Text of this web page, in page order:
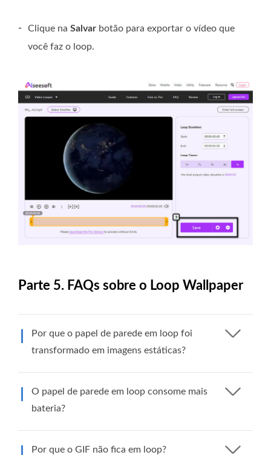
- Clique na Salvar botão para exportar o vídeo que
você faz o loop.
Parte 5. FAQs sobre o Loop Wallpaper
Por que o papel de parede em loop foi
transformado em imagens estáticas?
O papel de parede em loop consome mais
bateria?
Por que o GIF não fica em loop?